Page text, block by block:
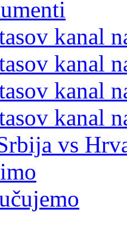
kanal
kanal
kanal
kanal
vs